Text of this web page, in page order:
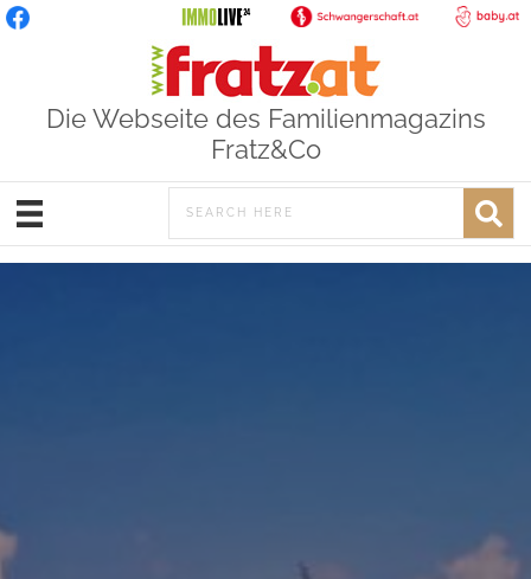
Die Webseite des Familienmagazins
Fratz&Co